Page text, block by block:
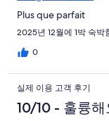
Plus que parfait
2025년 12월에 1박 숙박
0
실제 이용 고객 후기
10/10 - 훌륭해